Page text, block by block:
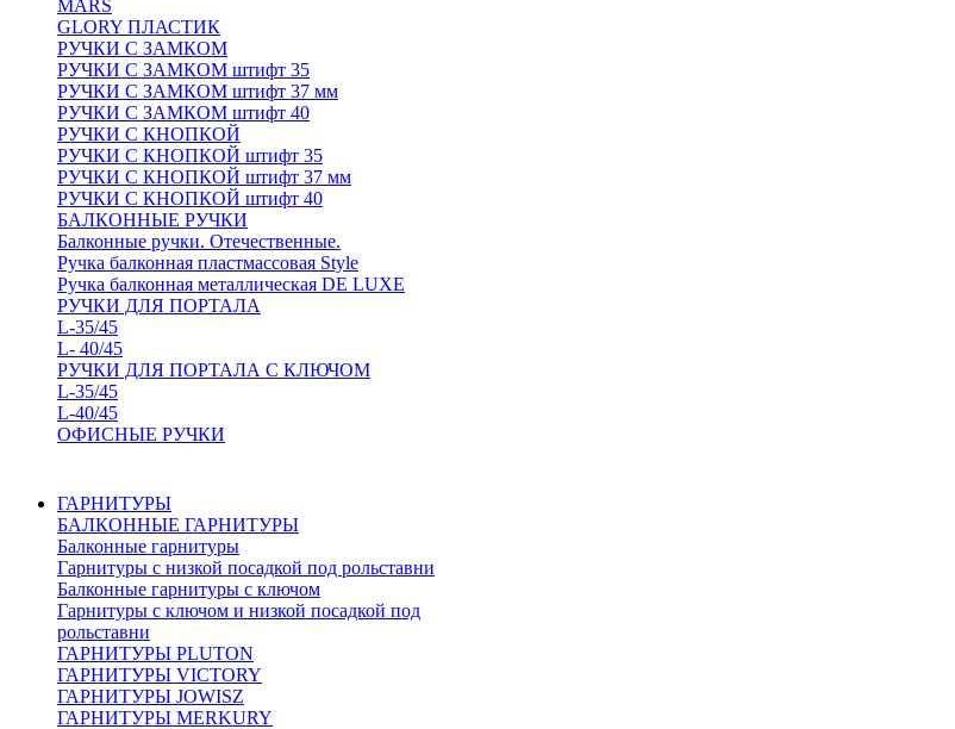
MARS
GLORY ПЛАСТИК
РУЧКИ С ЗАМКОМ
РУЧКИ С ЗАМКОМ штифт 35
РУЧКИ С ЗАМКОМ штифт 37 мм
РУЧКИ С ЗАМКОМ штифт 40
РУЧКИ С КНОПКОЙ
РУЧКИ С КНОПКОЙ штифт 35
РУЧКИ С КНОПКОЙ штифт 37 мм
РУЧКИ С КНОПКОЙ штифт 40
БАЛКОННЫЕ РУЧКИ
Балконные ручки. Отечественные.
Ручка балконная пластмассовая Style
Ручка балконная металлическая DE LUXE
РУЧКИ ДЛЯ ПОРТАЛА
L-35/45
L- 40/45
РУЧКИ ДЛЯ ПОРТАЛА С КЛЮЧОМ
L-35/45
L-40/45
ОФИСНЫЕ РУЧКИ
ГАРНИТУРЫ
БАЛКОННЫЕ ГАРНИТУРЫ
Балконные гарнитуры
Гарнитуры с низкой посадкой под рольставни
Балконные гарнитуры с ключом
Гарнитуры с ключом и низкой посадкой под
рольставни
ГАРНИТУРЫ PLUTON
ГАРНИТУРЫ VICTORY
ГАРНИТУРЫ JOWISZ
ГАРНИТУРЫ MERKURY